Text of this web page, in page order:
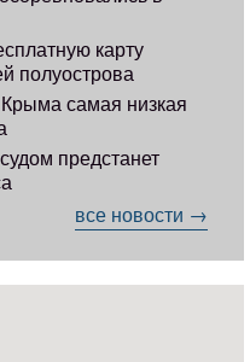
карту
полуострова
самая низкая
предстанет
все новости →